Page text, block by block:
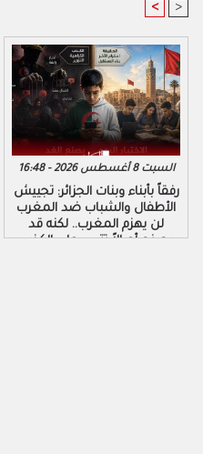
< >
السبت 8 أغسطس 2026 - 16:48
رفقاً بأبناء وبنات الجزائر: تجييش
الأطفال والشباب ضد المغرب
لن يهزم المغرب.. لكنه قد
يصنع أجيالاً تتربى على الكذب